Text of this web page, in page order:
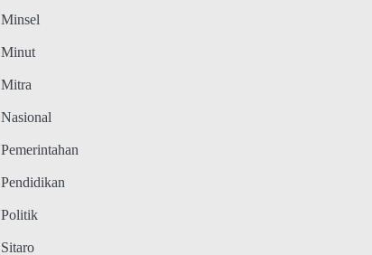
Minsel
Minut
Mitra
Nasional
Pemerintahan
Pendidikan
Politik
Sitaro